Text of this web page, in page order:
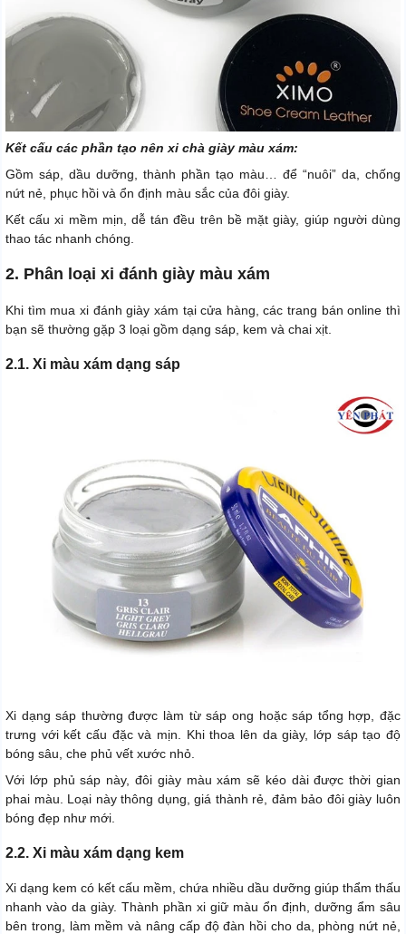
Kết cấu các phần tạo nên xi chà giày màu xám:
Gồm sáp, dầu dưỡng, thành phần tạo màu… để “nuôi” da, chống
nứt nẻ, phục hồi và ổn định màu sắc của đôi giày.
Kết cấu xi mềm mịn, dễ tán đều trên bề mặt giày, giúp người dùng
thao tác nhanh chóng.
2. Phân loại xi đánh giày màu xám
Khi tìm mua xi đánh giày xám tại cửa hàng, các trang bán online thì
bạn sẽ thường gặp 3 loại gồm dạng sáp, kem và chai xịt.
2.1. Xi màu xám dạng sáp
Xi dạng sáp thường được làm từ sáp ong hoặc sáp tổng hợp, đặc
trưng với kết cấu đặc và mịn. Khi thoa lên da giày, lớp sáp tạo độ
bóng sâu, che phủ vết xước nhỏ.
Với lớp phủ sáp này, đôi giày màu xám sẽ kéo dài được thời gian
phai màu. Loại này thông dụng, giá thành rẻ, đảm bảo đôi giày luôn
bóng đẹp như mới.
2.2. Xi màu xám dạng kem
Xi dạng kem có kết cấu mềm, chứa nhiều dầu dưỡng giúp thẩm thấu
nhanh vào da giày. Thành phần xi giữ màu ổn định, dưỡng ẩm sâu
bên trong, làm mềm và nâng cấp độ đàn hồi cho da, phòng nứt nẻ,